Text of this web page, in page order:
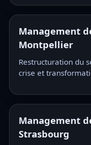
Management
Montpellier
Restructuration du
crise et
Management
Strasbourg